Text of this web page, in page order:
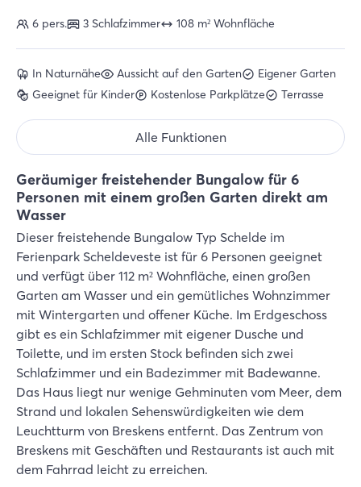
Geräumiger freistehender Bungalow für 6
Personen mit einem großen Garten direkt am
Wasser
Dieser freistehende Bungalow Typ Schelde im
Ferienpark Scheldeveste ist für 6 Personen geeignet
und verfügt über 112 m² Wohnfläche, einen großen
Garten am Wasser und ein gemütliches Wohnzimmer
mit Wintergarten und offener Küche. Im Erdgeschoss
gibt es ein Schlafzimmer mit eigener Dusche und
Toilette, und im ersten Stock befinden sich zwei
Schlafzimmer und ein Badezimmer mit Badewanne.
Das Haus liegt nur wenige Gehminuten vom Meer, dem
Strand und lokalen Sehenswürdigkeiten wie dem
Leuchtturm von Breskens entfernt. Das Zentrum von
Breskens mit Geschäften und Restaurants ist auch mit
dem Fahrrad leicht zu erreichen.
In Naturnähe Aussicht auf den Garten
Eigener Garten
Geeignet für Kinder
Kostenlose Parkplätze Terrasse
Alle Funktionen
6 pers. 3 Schlafzimmer 108 m² Wohnfläche